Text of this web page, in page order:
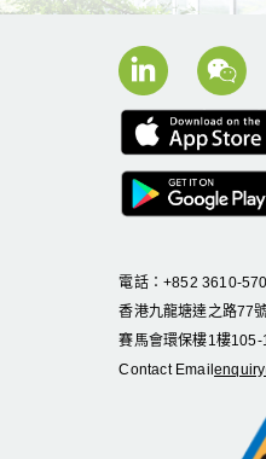
電話：+852 3610-
香港九龍塘達之路77
賽馬會環保樓1 樓105-
Contact Email